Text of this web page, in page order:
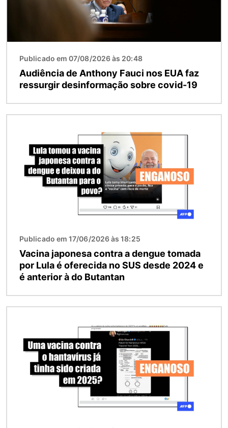
Publicado em 07/08/2026 às 20:48
Audiência de Anthony Fauci nos EUA faz
ressurgir desinformação sobre covid-19
Publicado em 17/06/2026 às 18:25
Vacina japonesa contra a dengue tomada
por Lula é oferecida no SUS desde 2024 e
é anterior à do Butantan